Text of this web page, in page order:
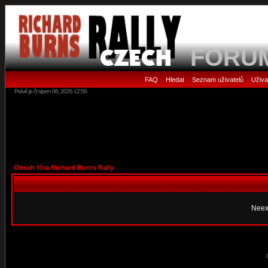
FAQ • Hledat• Seznam uživatelů•
Právě je čt srpen 06, 2026 12:59
Obsah fóra Richard Burns Rally